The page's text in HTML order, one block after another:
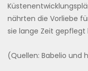
nährten die Vorliebe
sie lange Zeit gepflegt
(Quellen: Babelio